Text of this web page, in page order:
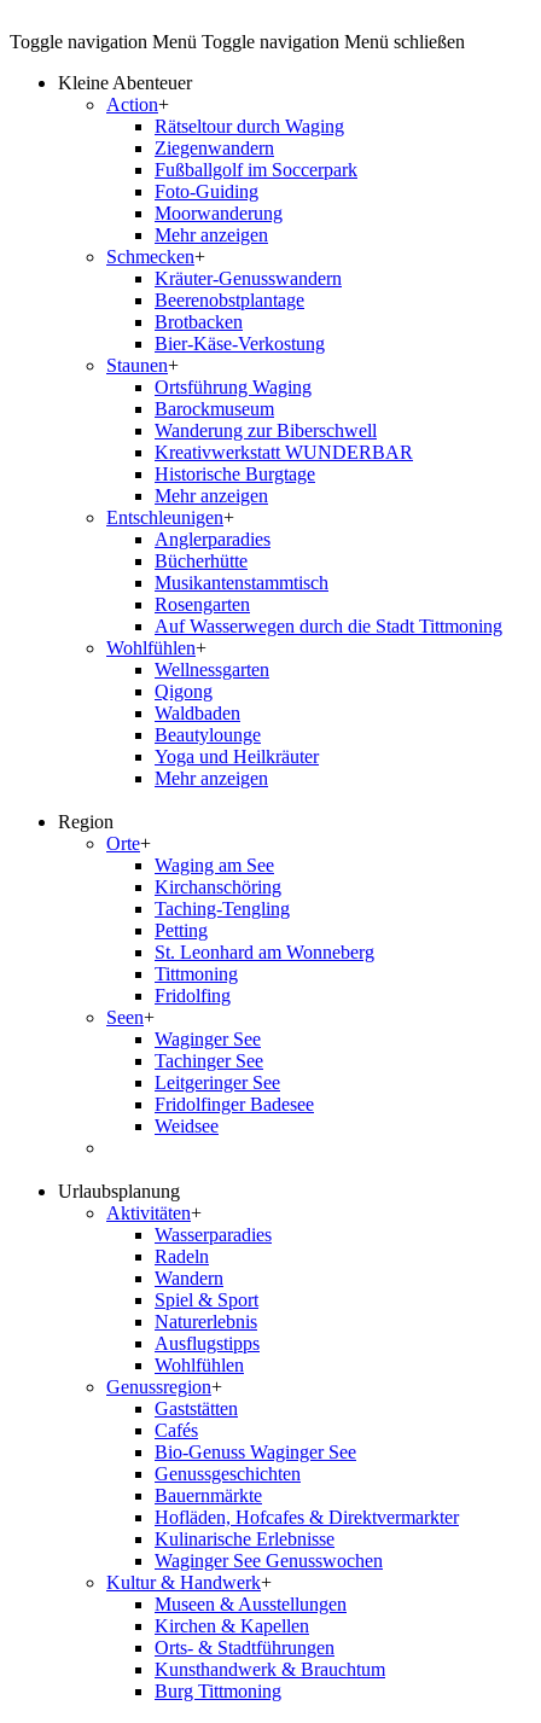
Toggle navigation Menü Toggle navigation Menü schließen
Kleine Abenteuer
Action+
Rätseltour durch Waging
Ziegenwandern
Fußballgolf im Soccerpark
Foto-Guiding
Moorwanderung
Mehr anzeigen
Schmecken+
Kräuter-Genusswandern
Beerenobstplantage
Brotbacken
Bier-Käse-Verkostung
Staunen+
Ortsführung Waging
Barockmuseum
Wanderung zur Biberschwell
Kreativwerkstatt WUNDERBAR
Historische Burgtage
Mehr anzeigen
Entschleunigen+
Anglerparadies
Bücherhütte
Musikantenstammtisch
Rosengarten
Auf Wasserwegen durch die Stadt Tittmoning
Wohlfühlen+
Wellnessgarten
Qigong
Waldbaden
Beautylounge
Yoga und Heilkräuter
Mehr anzeigen
Region
Orte+
Waging am See
Kirchanschöring
Taching-Tengling
Petting
St. Leonhard am Wonneberg
Tittmoning
Fridolfing
Seen+
Waginger See
Tachinger See
Leitgeringer See
Fridolfinger Badesee
Weidsee
Urlaubsplanung
Aktivitäten+
Wasserparadies
Radeln
Wandern
Spiel & Sport
Naturerlebnis
Ausflugstipps
Wohlfühlen
Genussregion+
Gaststätten
Cafés
Bio-Genuss Waginger See
Genussgeschichten
Bauernmärkte
Hofläden, Hofcafes & Direktvermarkter
Kulinarische Erlebnisse
Waginger See Genusswochen
Kultur & Handwerk+
Museen & Ausstellungen
Kirchen & Kapellen
Orts- & Stadtführungen
Kunsthandwerk & Brauchtum
Burg Tittmoning